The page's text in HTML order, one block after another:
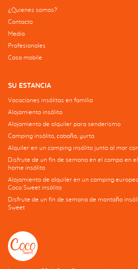
¿Quienes somos?
Contacto
Media
Profesionales
Casa mobile
SU ESTANCIA
Vacaciones insólitas en familia
Alojamiento insólito
Alojamiento de alquiler para senderismo
Camping insólito, cabaña, yurta
Alquiler en un camping insólito junto al mar
Disfrute de un fin de semana en el campo en
home insólito
Alojamiento de alquiler en un camping
Coco Sweet insólita
Disfrute de un fin de semana de montaña
Sweet